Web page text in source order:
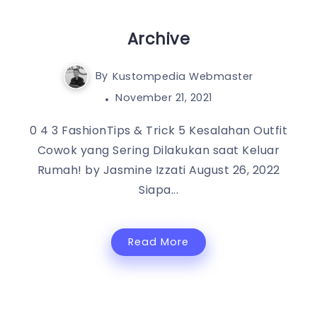
Archive
By Kustompedia Webmaster
November 21, 2021
0 4 3 FashionTips & Trick 5 Kesalahan Outfit
Cowok yang Sering Dilakukan saat Keluar
Rumah! by Jasmine Izzati August 26, 2022
Siapa...
Read More